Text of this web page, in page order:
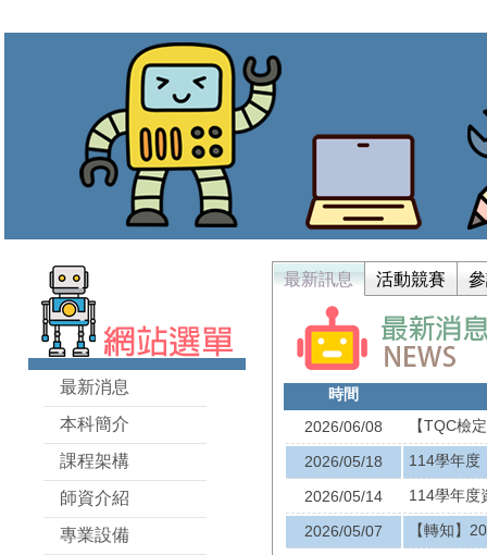
最新消息
本科簡介
課程架構
師資介紹
專業設備
最新訊息 活動競賽
時間
2026/06/08
【TQC檢
2026/05/18 114學年度
2026/05/14 114學年度
2026/05/07 【轉知】